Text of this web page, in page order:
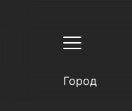
Город